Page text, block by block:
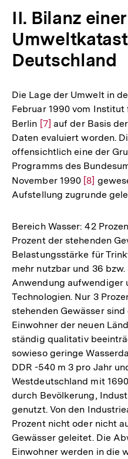
II. Bilanz einer
Deutschland
Die Lage der Umwelt in
Februar 1990 vom
Berlin Zur
Auflösung
der
Fußnote
[7] auf der Basis
Daten evaluiert worden.
offensichtlich eine der
Programms des
November 1990 Zur
Fußnote
[8]
Aufstellung zugrunde
Bereich Wasser: 42
Prozent der stehenden
Belastungsstärke für
mehr nutzbar und 36
Anwendung aufwendiger
Technologien. Nur 3
stehenden Gewässer
Einwohner der neuen
ständig qualitativ
sowieso geringe
DDR -540 m 3 pro Jahr
Westdeutschland mit
durch Bevölkerung,
genutzt. Von den
Prozent nicht oder nicht
Gewässer geleitet. Die
Einwohner werden in die